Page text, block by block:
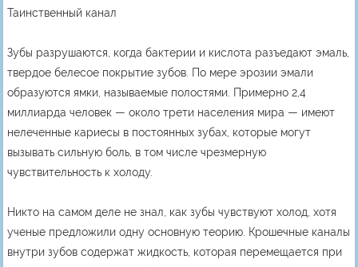
Таинственный канал
Зубы разрушаются, когда бактерии и кислота разъедают эмаль,
твердое белесое покрытие зубов. По мере эрозии эмали
образуются ямки, называемые полостями. Примерно 2,4
миллиарда человек — около трети населения мира — имеют
нелеченные кариесы в постоянных зубах, которые могут
вызывать сильную боль, в том числе чрезмерную
чувствительность к холоду.
Никто на самом деле не знал, как зубы чувствуют холод, хотя
ученые предложили одну основную теорию. Крошечные каналы
внутри зубов содержат жидкость, которая перемещается при